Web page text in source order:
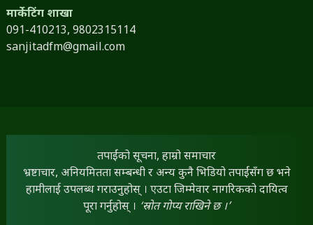
मार्केटिंग शाखा
091-410213, 9802315114
sanjitadfm@gmail.com
तपाईंको सूचना, हाम्रो समाचार
भ्रष्टाचार, अनियमितता सम्बन्धी र अन्य कुनै भिडियो तपाईंसँग छ भने
हामीलाई उपलब्ध गराउनुहोस् । एउटा जिम्मेवार नागरिकको दायित्व
पूरा गर्नुहोस् । ‘स्रोत गोप्य राखिने छ ।’